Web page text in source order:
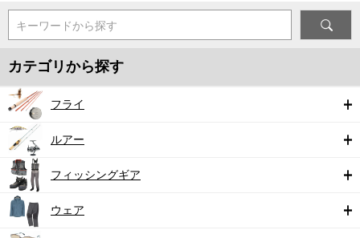
キーワードから探す
カテゴリから探す
フライ
ルアー
フィッシングギア
ウェア